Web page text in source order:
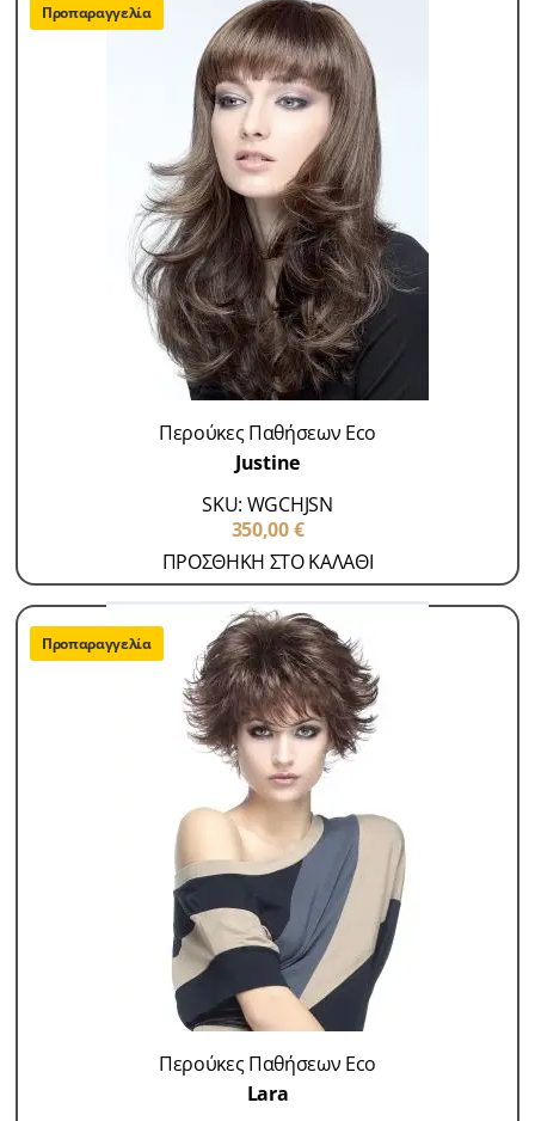
Περούκες Παθήσεων Eco
Justine
Προπαραγγελία
SKU: WGCHJSN
350,00€
ΠΡΟΣΘΗΚΗ ΣΤΟ ΚΑΛΑΘΙ
Περούκες Παθήσεων Eco
Lara
Προπαραγγελία